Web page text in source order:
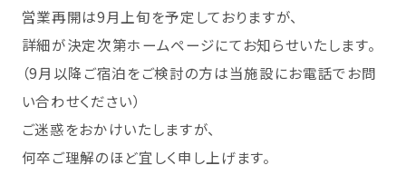
営業再開は9月上旬を予定しておりますが、
詳細が決定次第ホームページにてお知らせいたします。
（9月以降ご宿泊をご検討の方は当施設にお電話でお問
い合わせください）
ご迷惑をおかけいたしますが、
何卒ご理解のほど宜しく申し上げます。